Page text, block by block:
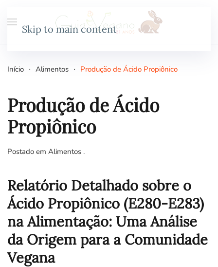
Skip to main content
Início Alimentos Produção de Ácido Propiônico
Produção de Ácido
Propiônico
Postado em Alimentos .
Relatório Detalhado sobre o
Ácido Propiônico (E280-E283)
na Alimentação: Uma Análise
da Origem para a Comunidade
Vegana